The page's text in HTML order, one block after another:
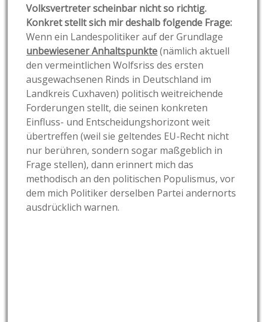
Volksvertreter scheinbar nicht so richtig.
Konkret stellt sich mir deshalb folgende Frage:
Wenn ein Landespolitiker auf der Grundlage
unbewiesener Anhaltspunkte (nämlich aktuell
den vermeintlichen Wolfsriss des ersten
ausgewachsenen Rinds in Deutschland im
Landkreis Cuxhaven) politisch weitreichende
Forderungen stellt, die seinen konkreten
Einfluss- und Entscheidungshorizont weit
übertreffen (weil sie geltendes EU-Recht nicht
nur berühren, sondern sogar maßgeblich in
Frage stellen), dann erinnert mich das
methodisch an den politischen Populismus, vor
dem mich Politiker derselben Partei andernorts
ausdrücklich warnen.